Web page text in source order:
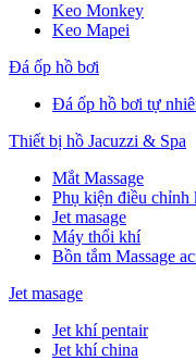
Keo Monkey
Keo Mapei
Đá ốp hồ bơi
Đá ốp hồ bơi tự
Thiết bị hồ Jacuzzi & Spa
Mắt Massage
Phụ kiện điều chỉnh
Jet masage
Máy thổi khí
Bồn tắm Massage
Jet masage
Jet khí pentair
Jet khí china